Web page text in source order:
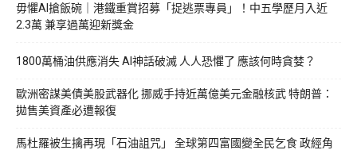
毋懼AI搶飯碗｜港鐵重賞招募「捉逃票專員」！中五學歷月入近
2.3萬 兼享過萬迎新獎金
1800萬桶油供應消失 AI神話破滅 人人恐懼了 應該何時貪婪？
歐洲密謀美債美股武器化 挪威手持近萬億美元金融核武 特朗普：
拋售美資產必遭報復
馬杜羅被生擒再現「石油詛咒」 全球第四富國變全民乞食 政經角